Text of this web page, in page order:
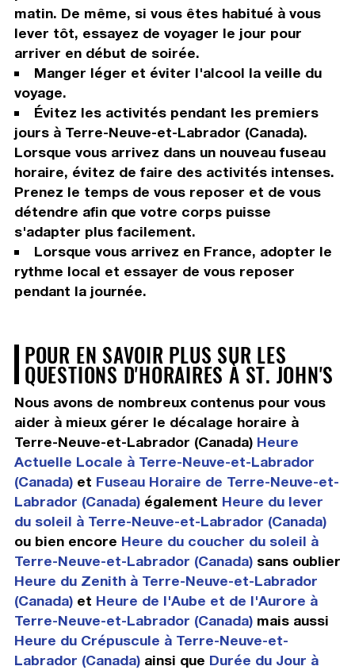
matin. De même, si vous êtes habitué à vous
lever tôt, essayez de voyager le jour pour
arriver en début de soirée.
Manger léger et éviter l'alcool la veille du
voyage.
Évitez les activités pendant les premiers
jours à Terre-Neuve-et-Labrador (Canada).
Lorsque vous arrivez dans un nouveau fuseau
horaire, évitez de faire des activités intenses.
Prenez le temps de vous reposer et de vous
détendre afin que votre corps puisse
s'adapter plus facilement.
Lorsque vous arrivez en France, adopter le
rythme local et essayer de vous reposer
pendant la journée.
POUR EN SAVOIR PLUS SUR LES
QUESTIONS D'HORAIRES À ST. JOHN'S
Nous avons de nombreux contenus pour vous
aider à mieux gérer le décalage horaire à
Terre-Neuve-et-Labrador (Canada) Heure
Actuelle Locale à Terre-Neuve-et-Labrador
(Canada)et Fuseau Horaire de Terre-Neuve-et-
Labrador (Canada)également Heure du lever
du soleil à Terre-Neuve-et-Labrador (Canada)
ou bien encore Heure du coucher du soleil à
Terre-Neuve-et-Labrador (Canada)sans oublier
Heure du Zenith à Terre-Neuve-et-Labrador
(Canada)et Heure de l'Aube et de l'Aurore à
Terre-Neuve-et-Labrador (Canada)mais aussi
Heure du Crépuscule à Terre-Neuve-et-
Labrador (Canada)ainsi que Durée du Jour à